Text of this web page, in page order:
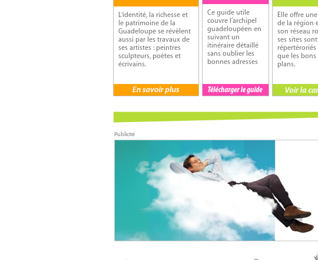
L'identité, la richesse et
le patrimoine de la
Guadeloupe se révèlent
aussi par les travaux de
ses artistes : peintres
sculpteurs, poètes et
écrivains.
Ce guide utile
couvre l’archipel
guadeloupéen en
suivant un
itinéraire détaillé
sans oublier les
bonnes adresses
Elle offre
de la région
son réseau
ses sites sont
répertéroriés
que les bons
plans.